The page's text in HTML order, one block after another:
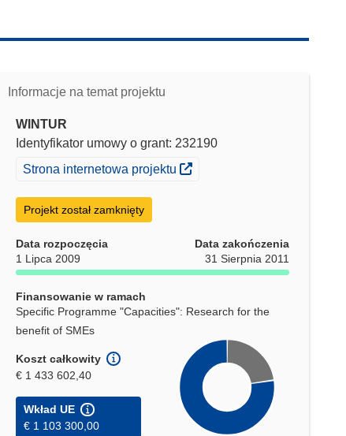
Informacje na temat projektu
WINTUR
Identyfikator umowy o grant: 232190
(odnośnik otworzy się w nowym oknie)
Strona internetowa projektu
Projekt został zamknięty
Data rozpoczęcia
1 Lipca 2009
Data zakończenia
31 Sierpnia 2011
Finansowanie w ramach
Specific Programme "Capacities": Research for the
benefit of SMEs
Koszt całkowity
€ 1 433 602,40
Wkład UE
€ 1 103 300,00